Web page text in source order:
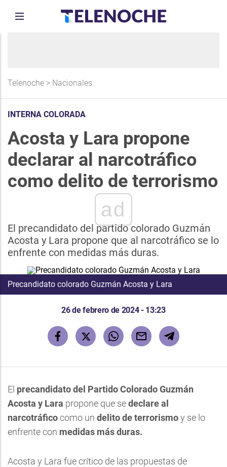
Telenoche > Nacionales
INTERNA COLORADA
Acosta y Lara propone
declarar al narcotráfico
como delito de terrorismo
ad
El precandidato del partido colorado Guzmán
Acosta y Lara propone que al narcotráfico se lo
enfrente con medidas más duras.
Precandidato colorado Guzmán Acosta y Lara
26 de febrero de 2024 - 13:23
El precandidato del Partido ColoradoGuzmán
Acosta y Lara propone que sedeclare al
narcotráficocomo un delito de terrorismoy se lo
enfrente con medidas más duras.
Acosta y Lara fue crítico de las propuestas de